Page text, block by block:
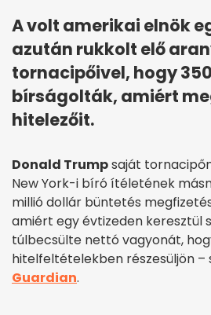
A volt amerikai elnök
azután rukkolt elő
tornacipőivel, hogy
bírságolták, amiért
hitelezőit.
Donald Trumpsaját
New York-i bíró ítéletének
millió dollár büntetés
amiért egy évtizeden keresztül
túlbecsülte nettó vagyonát,
hitelfeltételekben részesüljön –
Guardian.